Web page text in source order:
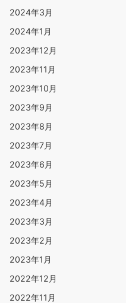
2024年3月
2024年1月
2023年12月
2023年11月
2023年10月
2023年9月
2023年8月
2023年7月
2023年6月
2023年5月
2023年4月
2023年3月
2023年2月
2023年1月
2022年12月
2022年11月